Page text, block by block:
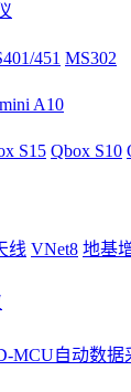
451 MS302
A10
S15 Qbox S10
线 VNet8 地基
MCU自动数据